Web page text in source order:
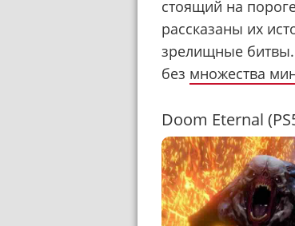
стоящий на
рассказаны их
зрелищные битвы.
без множества
Doom Eternal